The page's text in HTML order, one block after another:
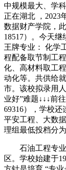
中规模最大、学
正在湖北 ，2023
数据财产学院，
18517）。今天
王牌专业： 化学
程配备取节制工
化、高材料取工
动化等。共供给
市。该校拟录用
业好”难题↓↓↓前
69316），学校
平安工程、大数
理组最低投档分为
石油工程专业
区。学校始建于